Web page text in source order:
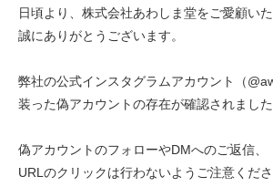
日頃より、株式会社あわしま堂をご愛顧いた
誠にありがとうございます。
弊社の公式インスタグラムアカウント（
装った偽アカウントの存在が確認されました
偽アカウントのフォローやDMへのご返信、
URLのクリックは行わないようご注意くださ